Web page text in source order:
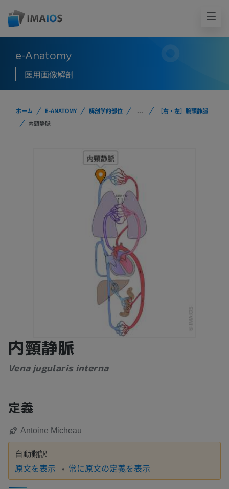
e-Anatomy
医用画像解剖
ホーム E-ANATOMY 解剖学的部位 ...
［右・左］腕頭静脈
内頸静脈
内頸静脈
Vena jugularis interna
定義
Antoine Micheau
自動翻訳
原文を表示 常に原文の定義を表示